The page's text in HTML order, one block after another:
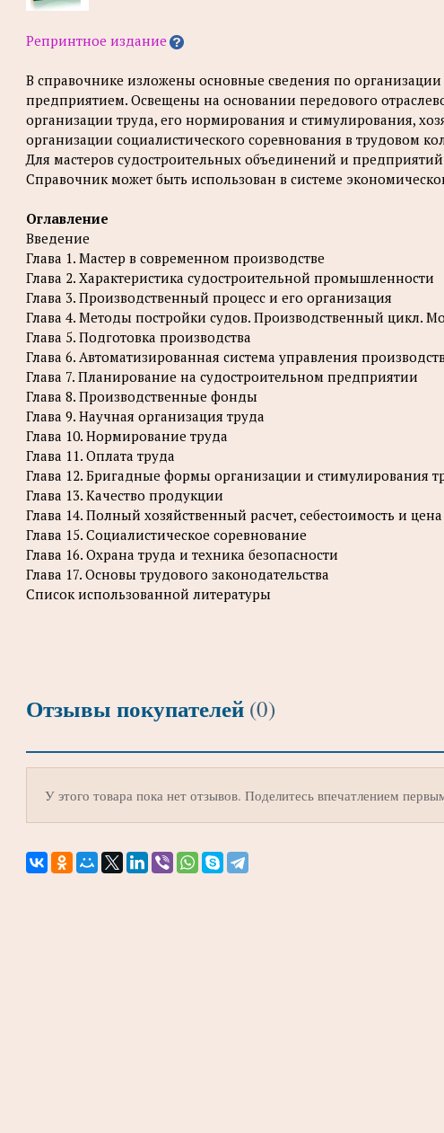
Репринтное издание
В справочнике изложены основные сведения по
предприятием. Освещены на основании передового
организации труда, его нормирования и стимулирования,
организации социалистического соревнования в трудовом
Для мастеров судостроительных объединений и
Справочник может быть использован в системе
Оглавление
Введение
Глава 1. Мастер в современном производстве
Глава 2. Характеристика судостроительной промышленности
Глава 3. Производственный процесс и его организация
Глава 4. Методы постройки судов. Производственный цикл.
Глава 5. Подготовка производства
Глава 6. Автоматизированная система управления
Глава 7. Планирование на судостроительном предприятии
Глава 8. Производственные фонды
Глава 9. Научная организация труда
Глава 10. Нормирование труда
Глава 11. Оплата труда
Глава 12. Бригадные формы организации и стимулирования
Глава 13. Качество продукции
Глава 14. Полный хозяйственный расчет, себестоимость и
Глава 15. Социалистическое соревнование
Глава 16. Охрана труда и техника безопасности
Глава 17. Основы трудового законодательства
Список использованной литературы
Отзывы покупателей (0)
У этого товара пока нет отзывов. Поделитесь впечатлением